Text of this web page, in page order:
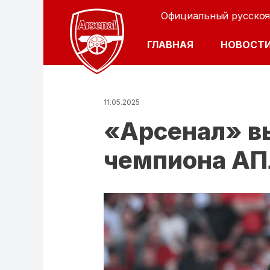
Официальный
ОСНОВНАЯ
ГЛАВНАЯ
11.05.2025
«Арсенал»
чемпиона